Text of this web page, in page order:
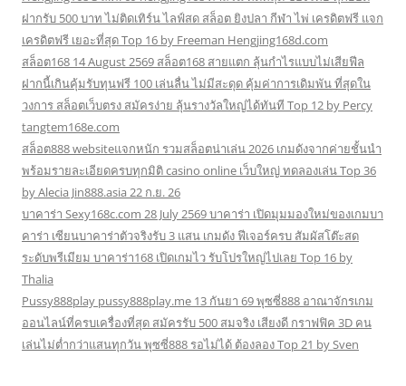
ฝากรับ 500 บาท ไม่ติดเทิร์น ไลฟ์สด สล็อต ยิงปลา กีฬา ไพ่ เครดิตฟรี แจก
เครดิตฟรี เยอะที่สุด Top 16 by Freeman Hengjing168d.com
สล็อต168 14 August 2569 สล็อต168 สายแตก ลุ้นกำไรแบบไม่เสียฟีล
ฝากนี้เกินคุ้มรับทุนฟรี 100 เล่นลื่น ไม่มีสะดุด คุ้มค่าการเดิมพัน ที่สุดใน
วงการ สล็อตเว็บตรง สมัครง่าย ลุ้นรางวัลใหญ่ได้ทันที Top 12 by Percy
tangtem168e.com
สล็อต888 websiteแจกหนัก รวมสล็อตน่าเล่น 2026 เกมดังจากค่ายชั้นนำ
พร้อมรายละเอียดครบทุกมิติ casino online เว็บใหญ่ ทดลองเล่น Top 36
by Alecia Jin888.asia 22 ก.ย. 26
บาคาร่า Sexy168c.com 28 July 2569 บาคาร่า เปิดมุมมองใหม่ของเกมบา
คาร่า เซียนบาคาร่าตัวจริงรับ 3 แสน เกมดัง ฟีเจอร์ครบ สัมผัสโต๊ะสด
ระดับพรีเมียม บาคาร่า168 เปิดเกมไว รับโปรใหญ่ไปเลย Top 16 by
Thalia
Pussy888play pussy888play.me 13 กันยา 69 พุซซี่888 อาณาจักรเกม
ออนไลน์ที่ครบเครื่องที่สุด สมัครรับ 500 สมจริง เสียงดี กราฟฟิค 3D คน
เล่นไม่ต่ำกว่าแสนทุกวัน พุซซี่888 รอไม่ได้ ต้องลอง Top 21 by Sven